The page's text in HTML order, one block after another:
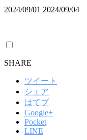
2024/09/01 2024/09/04
SHARE
ツイート
シェア
はてブ
Google+
Pocket
LINE